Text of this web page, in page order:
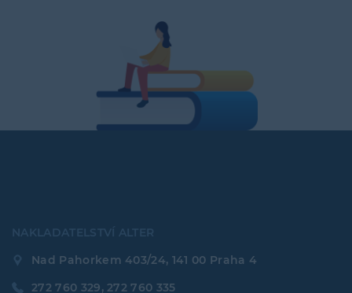
NAKLADATELSTVÍ ALTER
Nad Pahorkem 403/24, 141 00 Praha 4
272 760 329, 272 760 335